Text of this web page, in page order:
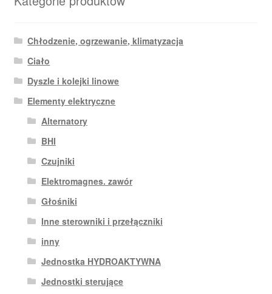
Chłodzenie, ogrzewanie, klimatyzacja
Ciało
Dyszle i kolejki linowe
Elementy elektryczne
Alternatory
BHI
Czujniki
Elektromagnes. zawór
Głośniki
Inne sterowniki i przełączniki
inny
Jednostka HYDROAKTYWNA
Jednostki sterujące